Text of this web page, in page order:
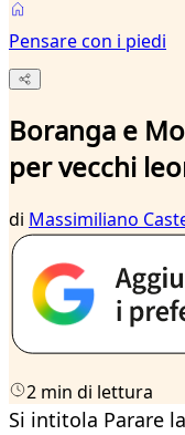
Pensare con i piedi
Boranga e
per vecchi
di Massimiliano
2 min di lettura
Si intitola Parare